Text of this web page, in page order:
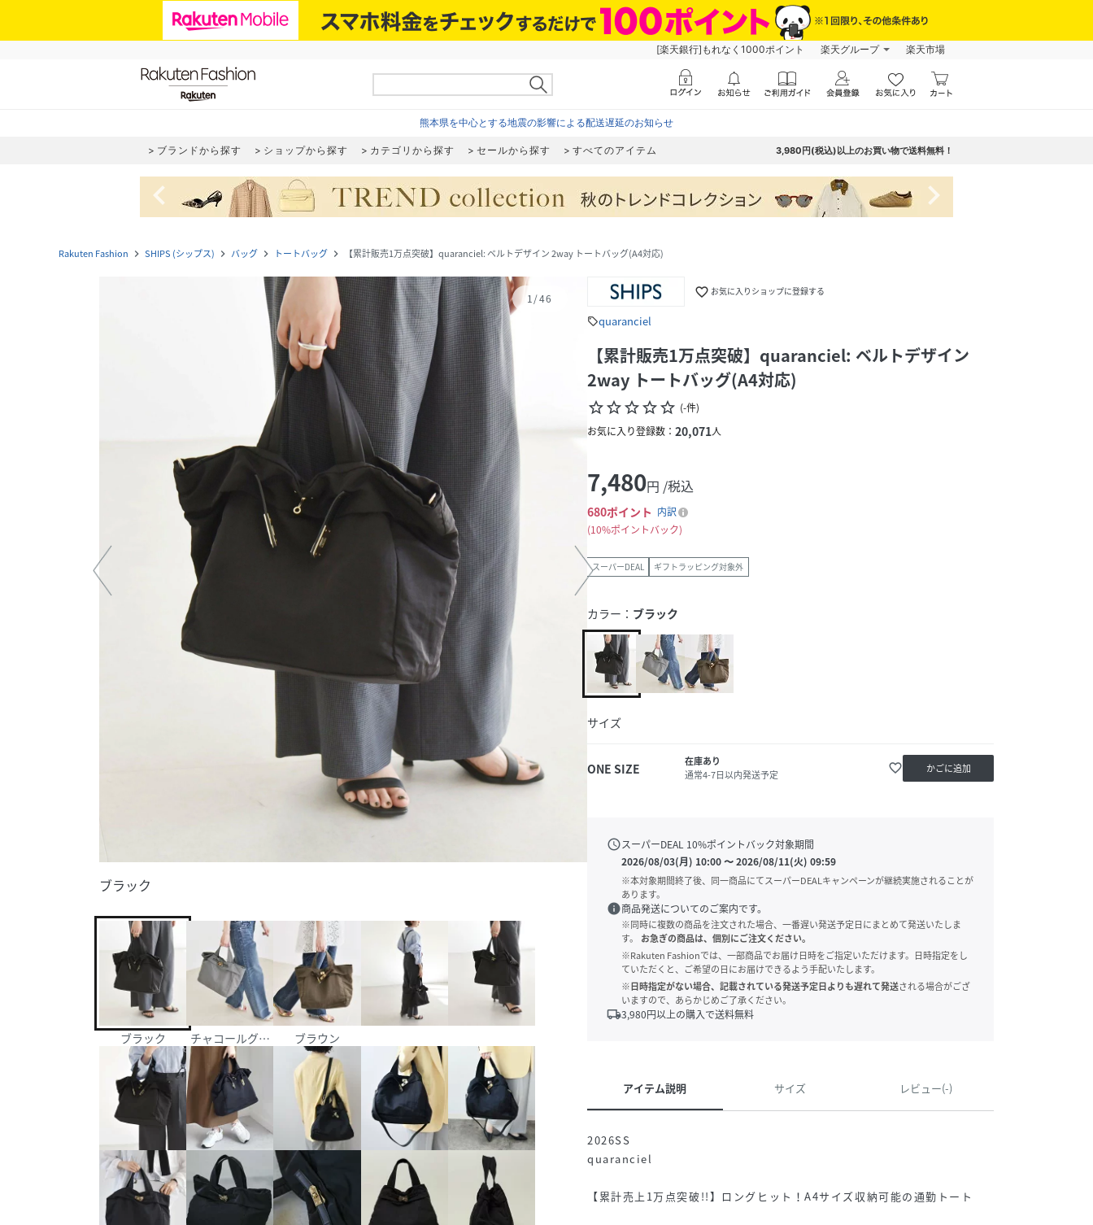
[楽天銀行]もれなく1000ポイント 楽天グループ 楽天市場
熊本県を中心とする地震の影響による配送遅延のお知らせ
ブランドから探す ショップから探す カテゴリから探す セールから探す すべてのアイテム 3,980円(税込)以上のお買い物で送料無料！
navigate_before navigate_next
Rakuten Fashion navigate_next SHIPS (シップス) navigate_next バッグ navigate_next トートバッグ navigate_next 【累計販売1万点突破】quaranciel: ベルトデザイン 2way トートバッグ(A4対応)
1/46
ブラック
ブラック チャコールグレー ブラウン
favorite_border お気に入りショップに登録する
sellquaranciel
【累計販売1万点突破】quaranciel: ベルトデザイン
2way トートバッグ(A4対応)
star_borderstar_borderstar_borderstar_borderstar_border (-件)
お気に入り登録数： 20,071人
7,480円 /税込
680ポイント 内訳
10%ポイントバック
スーパーDEAL ギフトラッピング対象外
カラー： ブラック
サイズ
ONE SIZE
在庫あり
通常4-7日以内発送予定
favorite_border かごに追加
scheduleスーパーDEAL 10%ポイントバック対象期間
2026/08/03(月) 10:00〜2026/08/11(火) 09:59
※本対象期間終了後、同一商品にてスーパーDEALキャンペーンが継続実施されることが
あります。
info商品発送についてのご案内です。
※同時に複数の商品を注文された場合、一番遅い発送予定日にまとめて発送いたしま
す。
お急ぎの商品は、個別にご注文ください。
※Rakuten Fashionでは、一部商品でお届け日時をご指定いただけます。日時指定をし
ていただくと、ご希望の日にお届けできるよう手配いたします。
※日時指定がない場合、記載されている発送予定日よりも遅れて発送される場合がござ
いますので、あらかじめご了承ください。
local_shipping3,980円以上の購入で送料無料
アイテム説明 サイズ レビュー(-)
2026SS
quaranciel
【累計売上1万点突破!!】ロングヒット！A4サイズ収納可能の通勤トート